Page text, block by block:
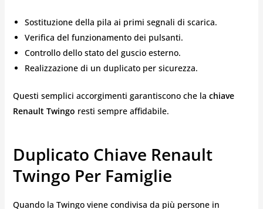
Sostituzione della pila ai primi segnali di scarica.
Verifica del funzionamento dei pulsanti.
Controllo dello stato del guscio esterno.
Realizzazione di un duplicato per sicurezza.
Questi semplici accorgimenti garantiscono che la chiave
Renault Twingo resti sempre affidabile.
Duplicato Chiave Renault
Twingo Per Famiglie
Quando la Twingo viene condivisa da più persone in